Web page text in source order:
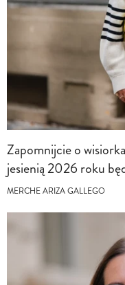
Zapomnijcie o
jesienią 2026 roku
MERCHE ARIZA GALLEGO